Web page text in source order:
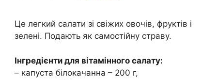
Це легкий салати зі свіжих овочів, фруктів і
зелені. Подають як самостійну страву.
Інгредієнти для вітамінного салату:
– капуста білокачанна – 200 г,